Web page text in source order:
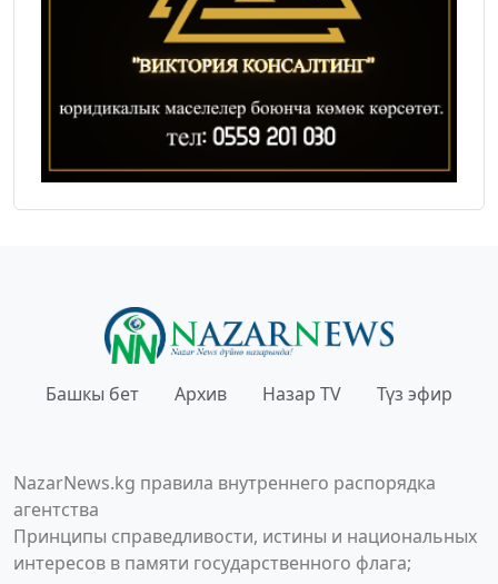
Башкы бет Архив Назар TV Түз эфир
NazarNews.kg правила внутреннего распорядка
агентства
Принципы справедливости, истины и национальных
интересов в памяти государственного флага;